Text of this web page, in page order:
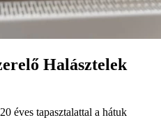
Halásztelek
éves tapasztalattal a hátuk